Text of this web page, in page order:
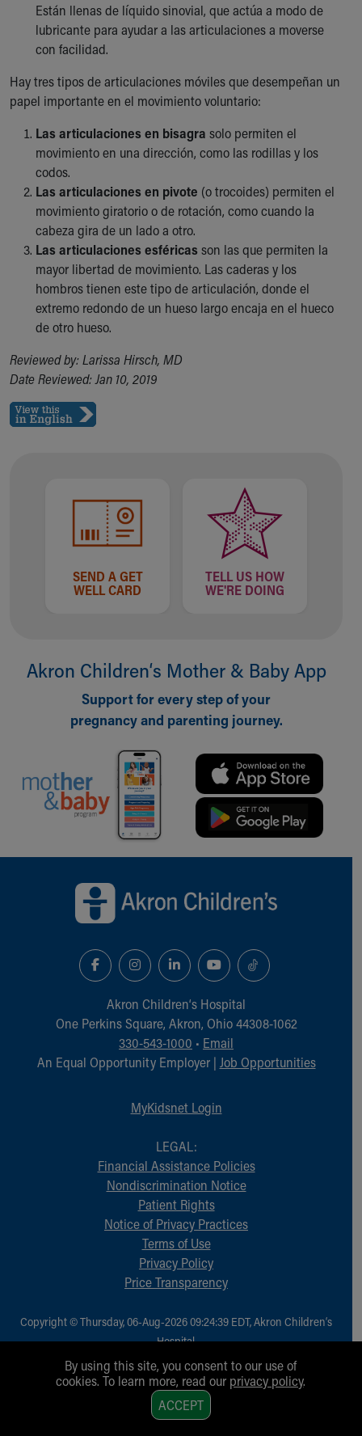
Están llenas de líquido sinovial, que actúa a modo de
lubricante para ayudar a las articulaciones a moverse
con facilidad.
Hay tres tipos de articulaciones móviles que desempeñan un
papel importante en el movimiento voluntario:
Las articulaciones en bisagra solo permiten el
movimiento en una dirección, como las rodillas y los
codos.
Las articulaciones en pivote (o trocoides) permiten el
movimiento giratorio o de rotación, como cuando la
cabeza gira de un lado a otro.
Las articulaciones esféricas son las que permiten la
mayor libertad de movimiento. Las caderas y los
hombros tienen este tipo de articulación, donde el
extremo redondo de un hueso largo encaja en el hueco
de otro hueso.
Reviewed by: Larissa Hirsch, MD
Date Reviewed: Jan 10, 2019
SEND A GET
WELL CARD
TELL US HOW
WE'RE DOING
Akron Children‘s Mother & Baby App
Support for every step of your
pregnancy and parenting journey.
Akron Children‘s Hospital
One Perkins Square, Akron, Ohio 44308-1062
330-543-1000 • Email
An Equal Opportunity Employer | Job Opportunities
MyKidsnet Login
LEGAL:
Financial Assistance Policies
Nondiscrimination Notice
Patient Rights
Notice of Privacy Practices
Terms of Use
Privacy Policy
Price Transparency
Copyright © Thursday, 06-Aug-2026 09:24:39 EDT, Akron Children‘s
Hospital.
All Rights Reserved.
By using this site, you consent to our use of
cookies. To learn more, read our privacy policy.
ACCEPT